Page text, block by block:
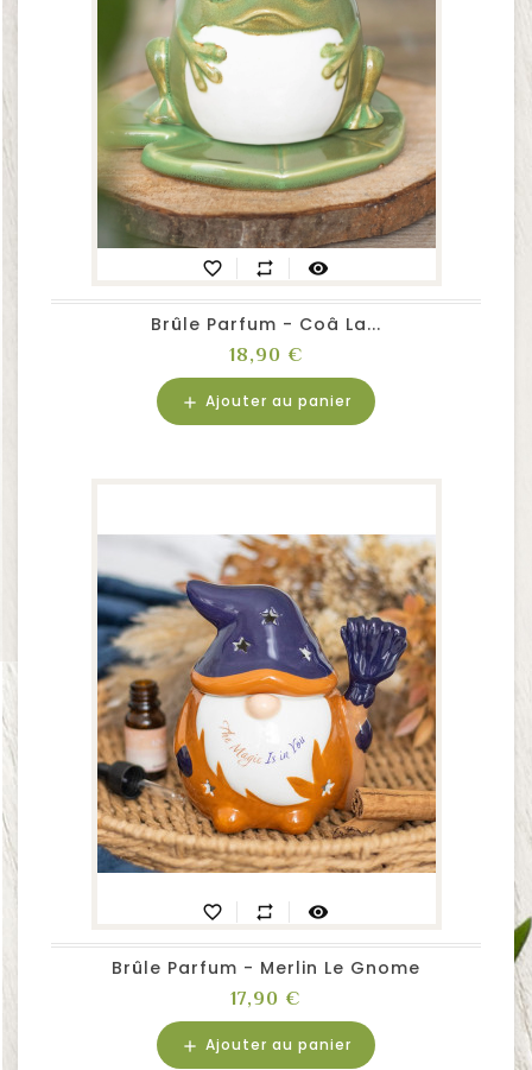
favorite_border repeat visibility
Brûle Parfum - Coâ La...
Prix
18,90 €
add Ajouter au panier
favorite_border repeat visibility
Brûle Parfum - Merlin Le Gnome
Prix
17,90 €
add Ajouter au panier